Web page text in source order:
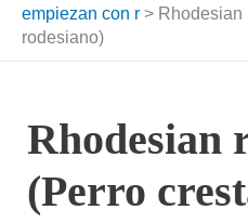
empiezan con r > Rhodesian
rodesiano)
Rhodesian
(Perro